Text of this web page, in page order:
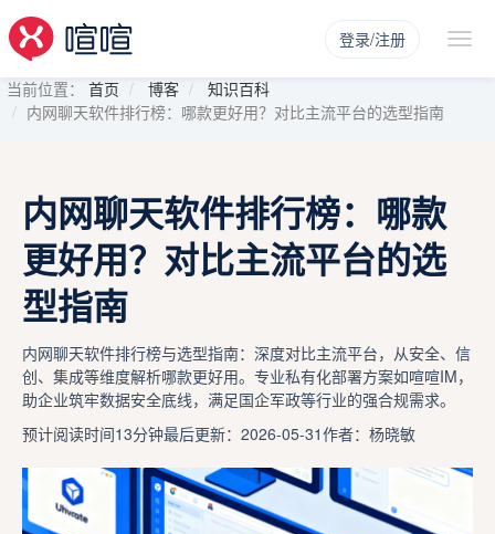
登录/注册
当前位置： 首页 博客
知识百科
内网聊天软件排行榜：哪款更好用？对比主流平台的选型指南
内网聊天软件排行榜：哪款
更好用？对比主流平台的选
型指南
内网聊天软件排行榜与选型指南：深度对比主流平台，从安全、信
创、集成等维度解析哪款更好用。专业私有化部署方案如喧喧IM，
助企业筑牢数据安全底线，满足国企军政等行业的强合规需求。
预计阅读时间13分钟最后更新：2026-05-31作者：杨晓敏